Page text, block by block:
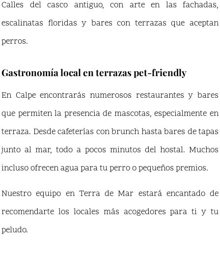
Calles del casco antiguo, con arte en las fachadas,
escalinatas floridas y bares con terrazas que aceptan
perros.
Gastronomía local en terrazas pet-friendly
En Calpe encontrarás numerosos restaurantes y bares
que permiten la presencia de mascotas, especialmente en
terraza. Desde cafeterías con brunch hasta bares de tapas
junto al mar, todo a pocos minutos del hostal. Muchos
incluso ofrecen agua para tu perro o pequeños premios.
Nuestro equipo en Terra de Mar estará encantado de
recomendarte los locales más acogedores para ti y tu
peludo.